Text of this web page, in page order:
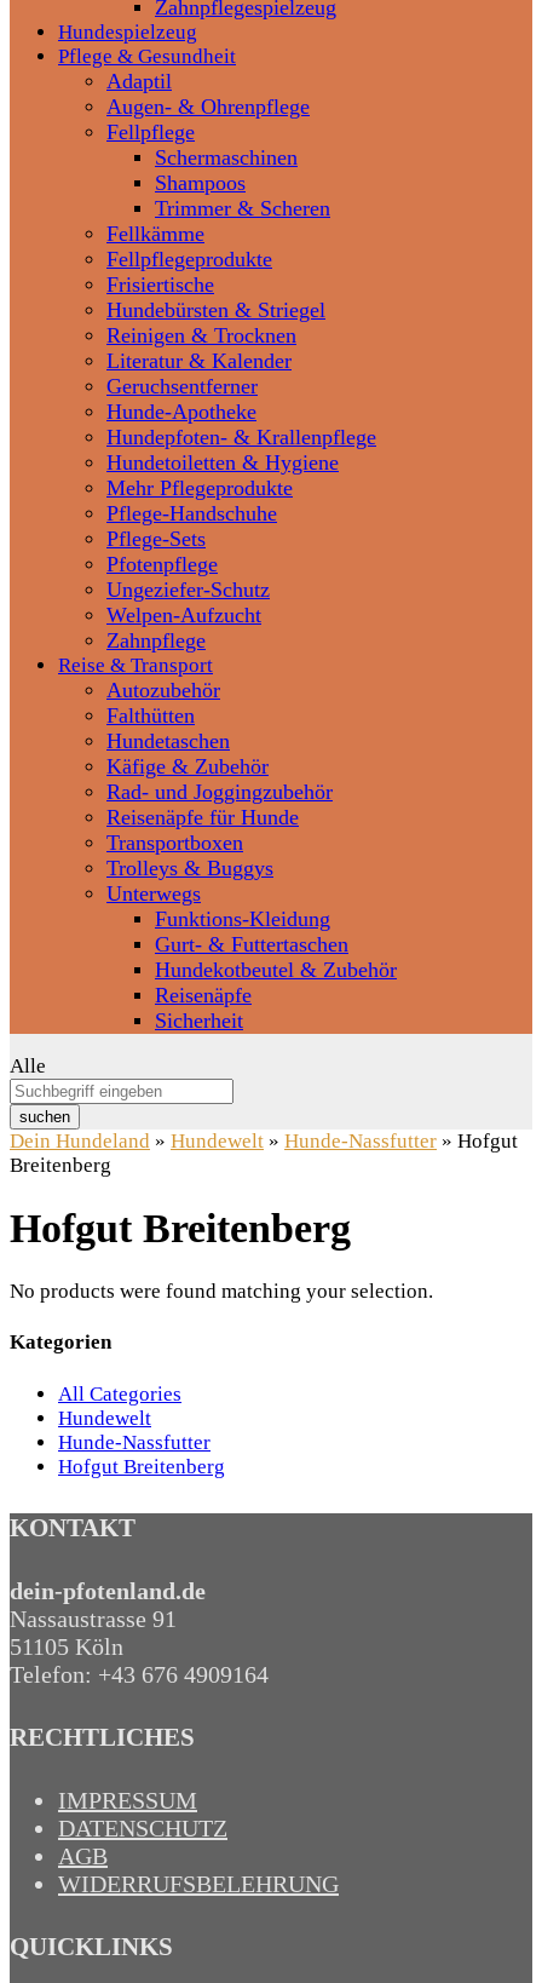
Zahnpflegespielzeug
Hundespielzeug
Pflege & Gesundheit
Adaptil
Augen- & Ohrenpflege
Fellpflege
Schermaschinen
Shampoos
Trimmer & Scheren
Fellkämme
Fellpflegeprodukte
Frisiertische
Hundebürsten & Striegel
Reinigen & Trocknen
Literatur & Kalender
Geruchsentferner
Hunde-Apotheke
Hundepfoten- & Krallenpflege
Hundetoiletten & Hygiene
Mehr Pflegeprodukte
Pflege-Handschuhe
Pflege-Sets
Pfotenpflege
Ungeziefer-Schutz
Welpen-Aufzucht
Zahnpflege
Reise & Transport
Autozubehör
Falthütten
Hundetaschen
Käfige & Zubehör
Rad- und Joggingzubehör
Reisenäpfe für Hunde
Transportboxen
Trolleys & Buggys
Unterwegs
Funktions-Kleidung
Gurt- & Futtertaschen
Hundekotbeutel & Zubehör
Reisenäpfe
Sicherheit
Alle
suchen
Dein Hundeland » Hundewelt » Hunde-Nassfutter » Hofgut
Breitenberg
Hofgut Breitenberg
No products were found matching your selection.
Kategorien
All Categories
Hundewelt
Hunde-Nassfutter
Hofgut Breitenberg
KONTAKT
dein-pfotenland.de
Nassaustrasse 91
51105 Köln
Telefon: +43 676 4909164‬
RECHTLICHES
IMPRESSUM
DATENSCHUTZ
AGB
WIDERRUFSBELEHRUNG
QUICKLINKS